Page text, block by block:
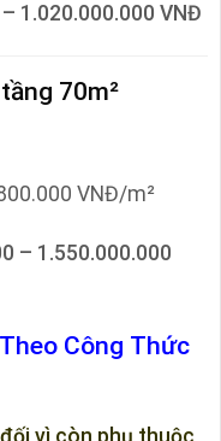
1.020.000.000 VNĐ
70m²
VNĐ/m²
– 1.550.000.000
Công Thức
vì còn phụ thuộc